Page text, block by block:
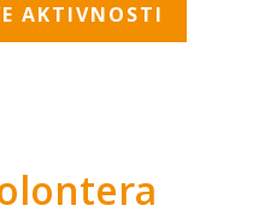
AKTIVNOSTI